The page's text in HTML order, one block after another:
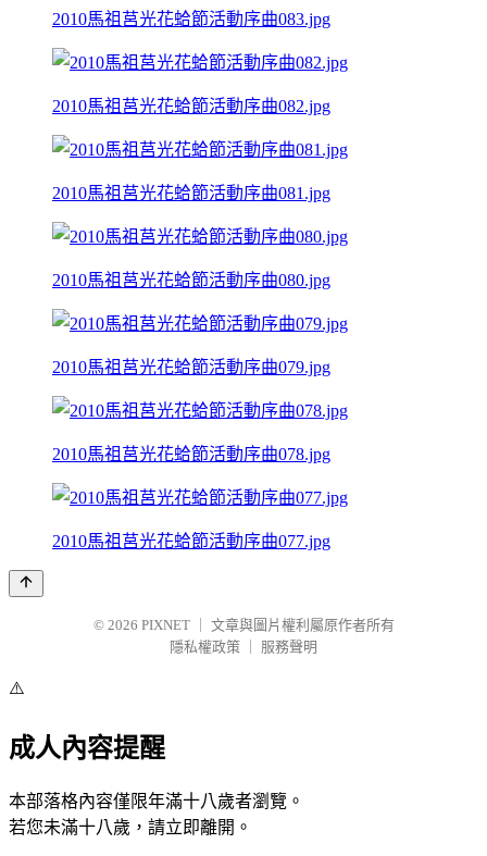
2010馬祖莒光花蛤節活動序曲083.jpg
2010馬祖莒光花蛤節活動序曲082.jpg
2010馬祖莒光花蛤節活動序曲081.jpg
2010馬祖莒光花蛤節活動序曲080.jpg
2010馬祖莒光花蛤節活動序曲079.jpg
2010馬祖莒光花蛤節活動序曲078.jpg
2010馬祖莒光花蛤節活動序曲077.jpg
© 2026 PIXNET
文章與圖片權利屬原作者所有
隱私權政策
服務聲明
⚠️
成人內容提醒
本部落格內容僅限年滿十八歲者瀏覽。
若您未滿十八歲，請立即離開。